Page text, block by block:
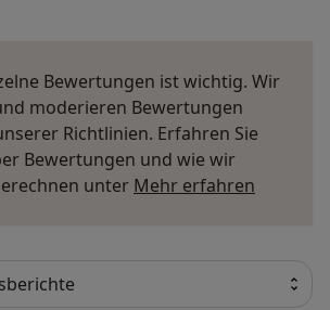
Bewertungen ist wichtig. Wir
moderieren Bewertungen
Richtlinien. Erfahren Sie
Bewertungen und wie wir
unter Mehr erfahren